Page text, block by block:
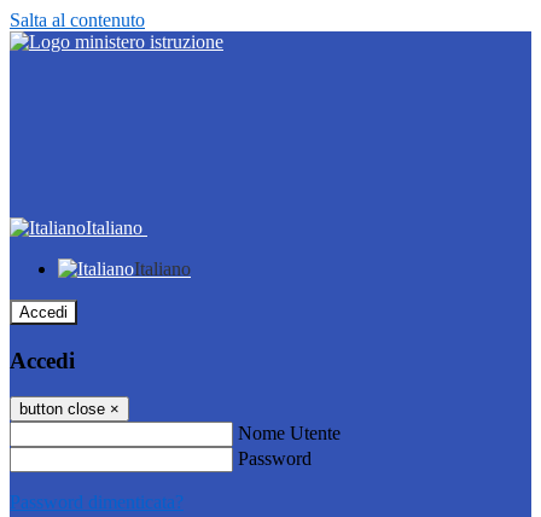
Salta al contenuto
Italiano
Italiano
Accedi
Accedi
button close ×
Nome Utente
Password
Password dimenticata?